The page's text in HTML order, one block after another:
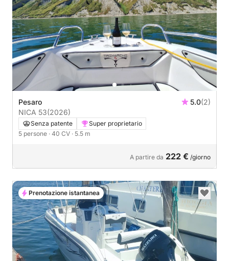
Pesaro 5.0(2)
NICA 53(2026)
Senza patente
Super proprietario
5 persone · 40 CV · 5.5 m
A partire da 222 € /giorno
Prenotazione istantanea